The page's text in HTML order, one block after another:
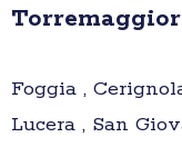
Foggia ,
Lucera , San